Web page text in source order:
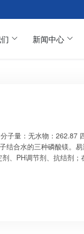
新闻中心
子量：无水物：262.87
结合水的三种磷酸镁。
、PH调节剂、抗结剂；